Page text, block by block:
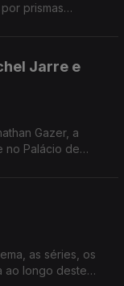
prismas
Jarre e
Gazer, a
no Palácio de
as séries, os
ao longo deste